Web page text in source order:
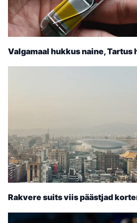
Valgamaal hukkus naine, Tartus
Rakvere suits viis päästjad